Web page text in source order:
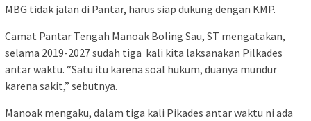
MBG tidak jalan di Pantar, harus siap dukung dengan KMP.
Camat Pantar Tengah Manoak Boling Sau, ST mengatakan,
selama 2019-2027 sudah tiga kali kita laksanakan Pilkades
antar waktu. “Satu itu karena soal hukum, duanya mundur
karena sakit,” sebutnya.
Manoak mengaku, dalam tiga kali Pikades antar waktu ni ada